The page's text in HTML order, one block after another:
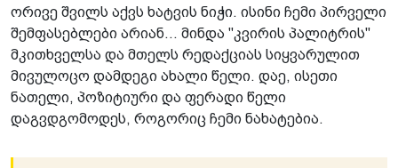
ორივე შვილს აქვს ხატვის ნიჭი. ისინი ჩემი პირველი
შემფასებლები არიან... მინდა "კვირის პალიტრის"
მკითხველსა და მთელს რედაქციას სიყვარულით
მივულოცო დამდეგი ახალი წელი. დაე, ისეთი
ნათელი, პოზიტიური და ფერადი წელი
დაგვდგომოდეს, როგორიც ჩემი ნახატებია.